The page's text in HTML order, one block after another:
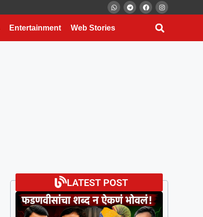
Entertainment Web Stories
LATEST POST